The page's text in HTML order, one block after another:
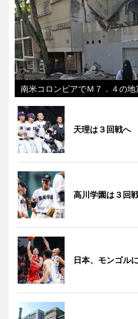
南米コロンビアでＭ７．４の地
天理は３回戦へ
高川学園は３回
日本、モンゴル